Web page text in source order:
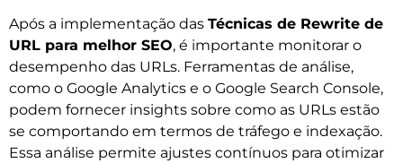
Após a implementação das Técnicas de Rewrite de
URL para melhor SEO, é importante monitorar o
desempenho das URLs. Ferramentas de análise,
como o Google Analytics e o Google Search Console,
podem fornecer insights sobre como as URLs estão
se comportando em termos de tráfego e indexação.
Essa análise permite ajustes contínuos para otimizar